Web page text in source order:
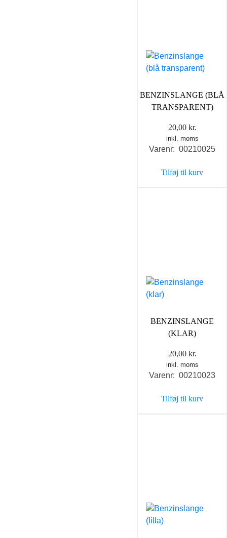
BENZINSLANGE (BLÅ
TRANSPARENT)
20,00 kr.
inkl. moms
Varenr: 00210025
Tilføj til kurv
BENZINSLANGE
(KLAR)
20,00 kr.
inkl. moms
Varenr: 00210023
Tilføj til kurv